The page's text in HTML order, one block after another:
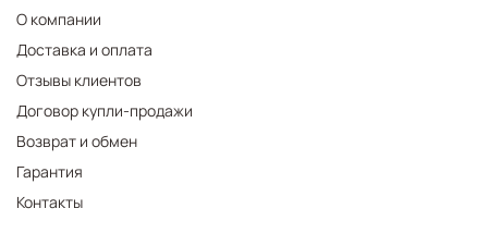
О компании
Доставка и оплата
Отзывы клиентов
Договор купли-продажи
Возврат и обмен
Гарантия
Контакты